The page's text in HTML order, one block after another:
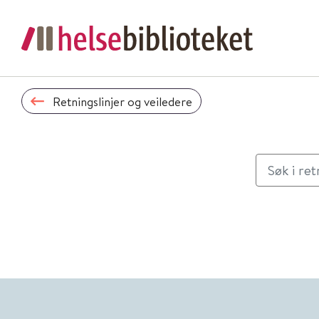
Retningslinjer og veiledere